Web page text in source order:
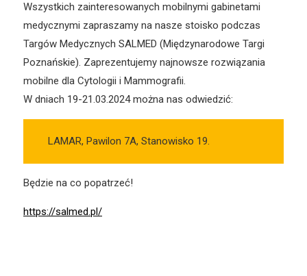
Wszystkich zainteresowanych mobilnymi gabinetami
medycznymi zapraszamy na nasze stoisko podczas
Targów Medycznych SALMED (Międzynarodowe Targi
Poznańskie). Zaprezentujemy najnowsze rozwiązania
mobilne dla Cytologii i Mammografii.
W dniach 19-21.03.2024 można nas odwiedzić:
LAMAR, Pawilon 7A, Stanowisko 19.
Będzie na co popatrzeć!
https://salmed.pl/